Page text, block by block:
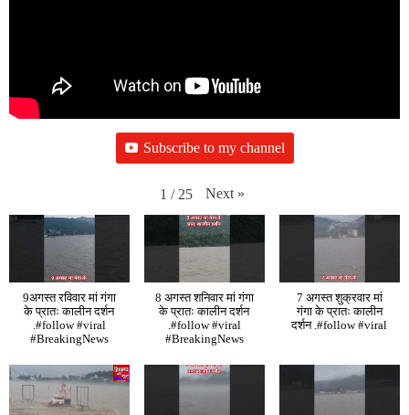
Subscribe to my channel
1 / 25 Next »
9अगस्त रविवार मां गंगा
के प्रातः कालीन दर्शन
.#follow #viral
#BreakingNews
8 अगस्त शनिवार मां गंगा
के प्रातः कालीन दर्शन
.#follow #viral
#BreakingNews
7 अगस्त शुक्रवार मां
गंगा के प्रातः कालीन
दर्शन .#follow #viral